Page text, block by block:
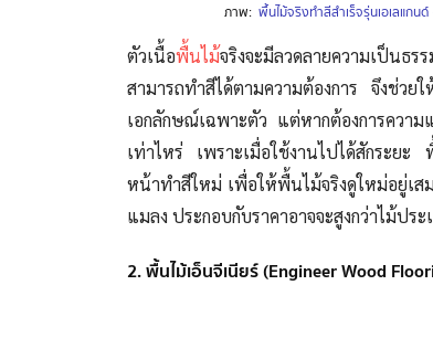
ภาพ:พื้นไม้จริงทำสีสำเร็จรุ่นเอเลแกน
ตัวเนื้อพื้นไม้จริงจะมีลวดลายความเป็น
สามารถทำสีได้ตามความต้องการ จึงช่ว
เอกลักษณ์เฉพาะตัว แต่หากต้องการควา
เท่าไหร่ เพราะเมื่อใช้งานไปได้สักระย
หน้าทำสีใหม่ เพื่อให้พื้นไม้จริงดูใหม่อยู่เส
แมลง ประกอบกับราคาอาจจะสูงกว่าไม้ปร
2. พื้นไม้เอ็นจีเนียร์ (Engineer Wood